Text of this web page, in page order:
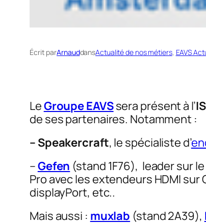
Écrit parArnauddansActualité de nos métiers, EAVS
LeGroupe EAVSsera présent à l’
de ses partenaires. Notamment :
– Speakercraft, le spécialiste d’
–Gefen (stand 1F76), leader sur
Pro avec les extendeurs HDMI sur
displayPort, etc..
Mais aussi : muxlab (stand 2A39),